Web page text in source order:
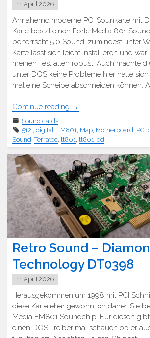
11 April 2026
Annähernd moderne PCI Sounkarte mit
Karte besizt einen Forte Media 801
beherrscht 5.0 Sound, zumindest unter
Karte lässt sich leicht installieren und war
meinen Testfällen robust. Auch machte
unter DOS keine Probleme hier hätte
mal eine Scheibe abschneiden können.
…
Continue reading "Retro
–
Terratec
Promedia 512i
digital"
→
Sound cards
512i, digital, FM801, Map, Motherboard, PC,
Sound,Terratec, tt801, tt801-qd
Retro Sound –
Technology DT0398
11 April 2026
Herausgekommen um 1998 mit PCI
diese Karte eher gewöhnlich daher. Sie
Media FM801 Soundchip. Für diesen
einen DOS Treiber mal schauen ob er